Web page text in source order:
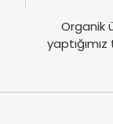
Organik